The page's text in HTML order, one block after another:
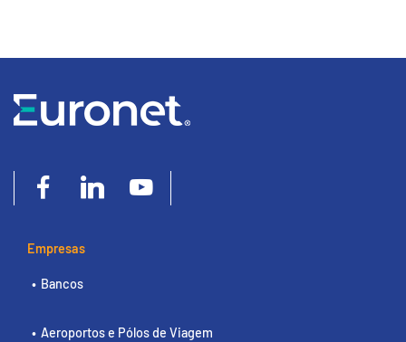
Empresas
Bancos
Aeroportos e Pólos de Viagem